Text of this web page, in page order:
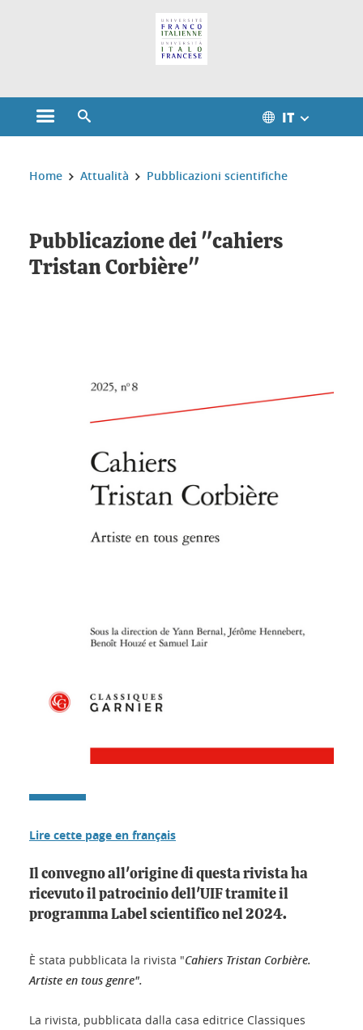
Aprire il menu principale IT
Sei qui:
Home Attualità Pubblicazioni scientifiche
Pubblicazione dei "cahiers
Tristan Corbière"
Lire cette page en français
Il convegno all'origine di questa rivista ha
ricevuto il patrocinio dell'UIF tramite il
programma Label scientifico nel 2024.
È stata pubblicata la rivista "Cahiers Tristan Corbière.
Artiste en tous genre".
La rivista, pubblicata dalla casa editrice Classiques